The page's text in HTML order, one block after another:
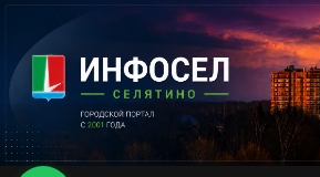
содержимому